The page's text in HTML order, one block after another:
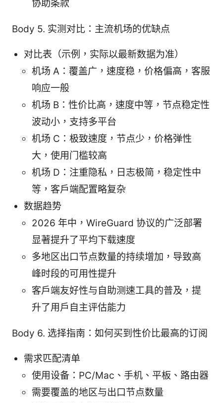
协助条款
Body 5. 实测对比：主流机场的优缺点
对比表（示例，实际以最新数据为准）
机场 A：覆盖广，速度稳，价格偏高，客服
响应一般
机场 B：性价比高，速度中等，节点稳定性
波动小，支持多平台
机场 C：极致速度，节点少，价格弹性
大，使用门槛较高
机场 D：注重隐私，日志极简，稳定性中
等，客户端配置略复杂
数据趋势
2026 年中，WireGuard 协议的广泛部署
显著提升了平均下载速度
多地区出口节点数量的持续增加，导致高
峰时段的可用性提升
客户端友好性与自助测速工具的普及，提
升了用户自主评估能力
Body 6. 选择指南：如何买到性价比最高的订阅
需求匹配清单
使用设备：PC/Mac、手机、平板、路由器
需要覆盖的地区与出口节点数量